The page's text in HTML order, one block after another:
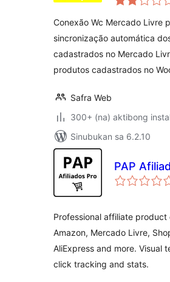
Conexão Wc Mercado Livre
sincronização automática
cadastrados no Mercado
produtos cadastrados no
Safra Web
300+ (na) aktibong
Sinubukan sa 6.2.10
PAP
Professional affiliate product
Amazon, Mercado Livre,
AliExpress and more. Visual
click tracking and stats.